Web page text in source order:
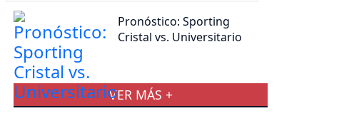
Pronóstico: Sporting
Cristal vs. Universitario
VER MÁS +